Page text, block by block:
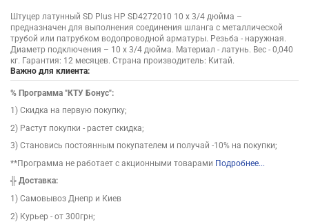
Штуцер латунный SD Plus НР SD4272010 10 х 3/4 дюйма –
предназначен для выполнения соединения шланга с металлической
трубой или патрубком водопроводной арматуры. Резьба - наружная.
Диаметр подключения – 10 х 3/4 дюйма. Материал - латунь. Вес - 0,040
кг. Гарантия: 12 месяцев. Страна производитель: Китай.
Важно для клиента:
% Программа "КТУ Бонус":
1) Скидка на первую покупку;
2) Растут покупки - растет скидка;
3) Становись постоянным покупателем и получай -10% на покупки;
**Программа не работает с акционными товарами Подробнее...
╬ Доставка:
1) Самовывоз Днепр и Киев
2) Курьер - от 300грн;